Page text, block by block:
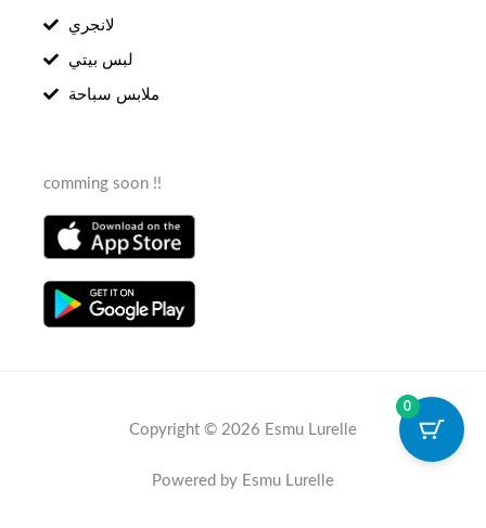
لانجري
لبس بيتي
ملابس سباحة
comming soon !!
Copyright © 2026 Esmu Lurelle
Powered by Esmu Lurelle
0